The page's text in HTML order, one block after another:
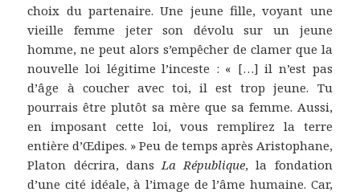
choix du partenaire. Une jeune fille, voyant une
vieille femme jeter son dévolu sur un jeune
homme, ne peut alors s’empêcher de clamer que la
nouvelle loi légitime l’inceste : « […] il n’est pas
d’âge à coucher avec toi, il est trop jeune. Tu
pourrais être plutôt sa mère que sa femme. Aussi,
en imposant cette loi, vous remplirez la terre
entière d’Œdipes. » Peu de temps après Aristophane,
Platon décrira, dans La République, la fondation
d’une cité idéale, à l’image de l’âme humaine. Car,